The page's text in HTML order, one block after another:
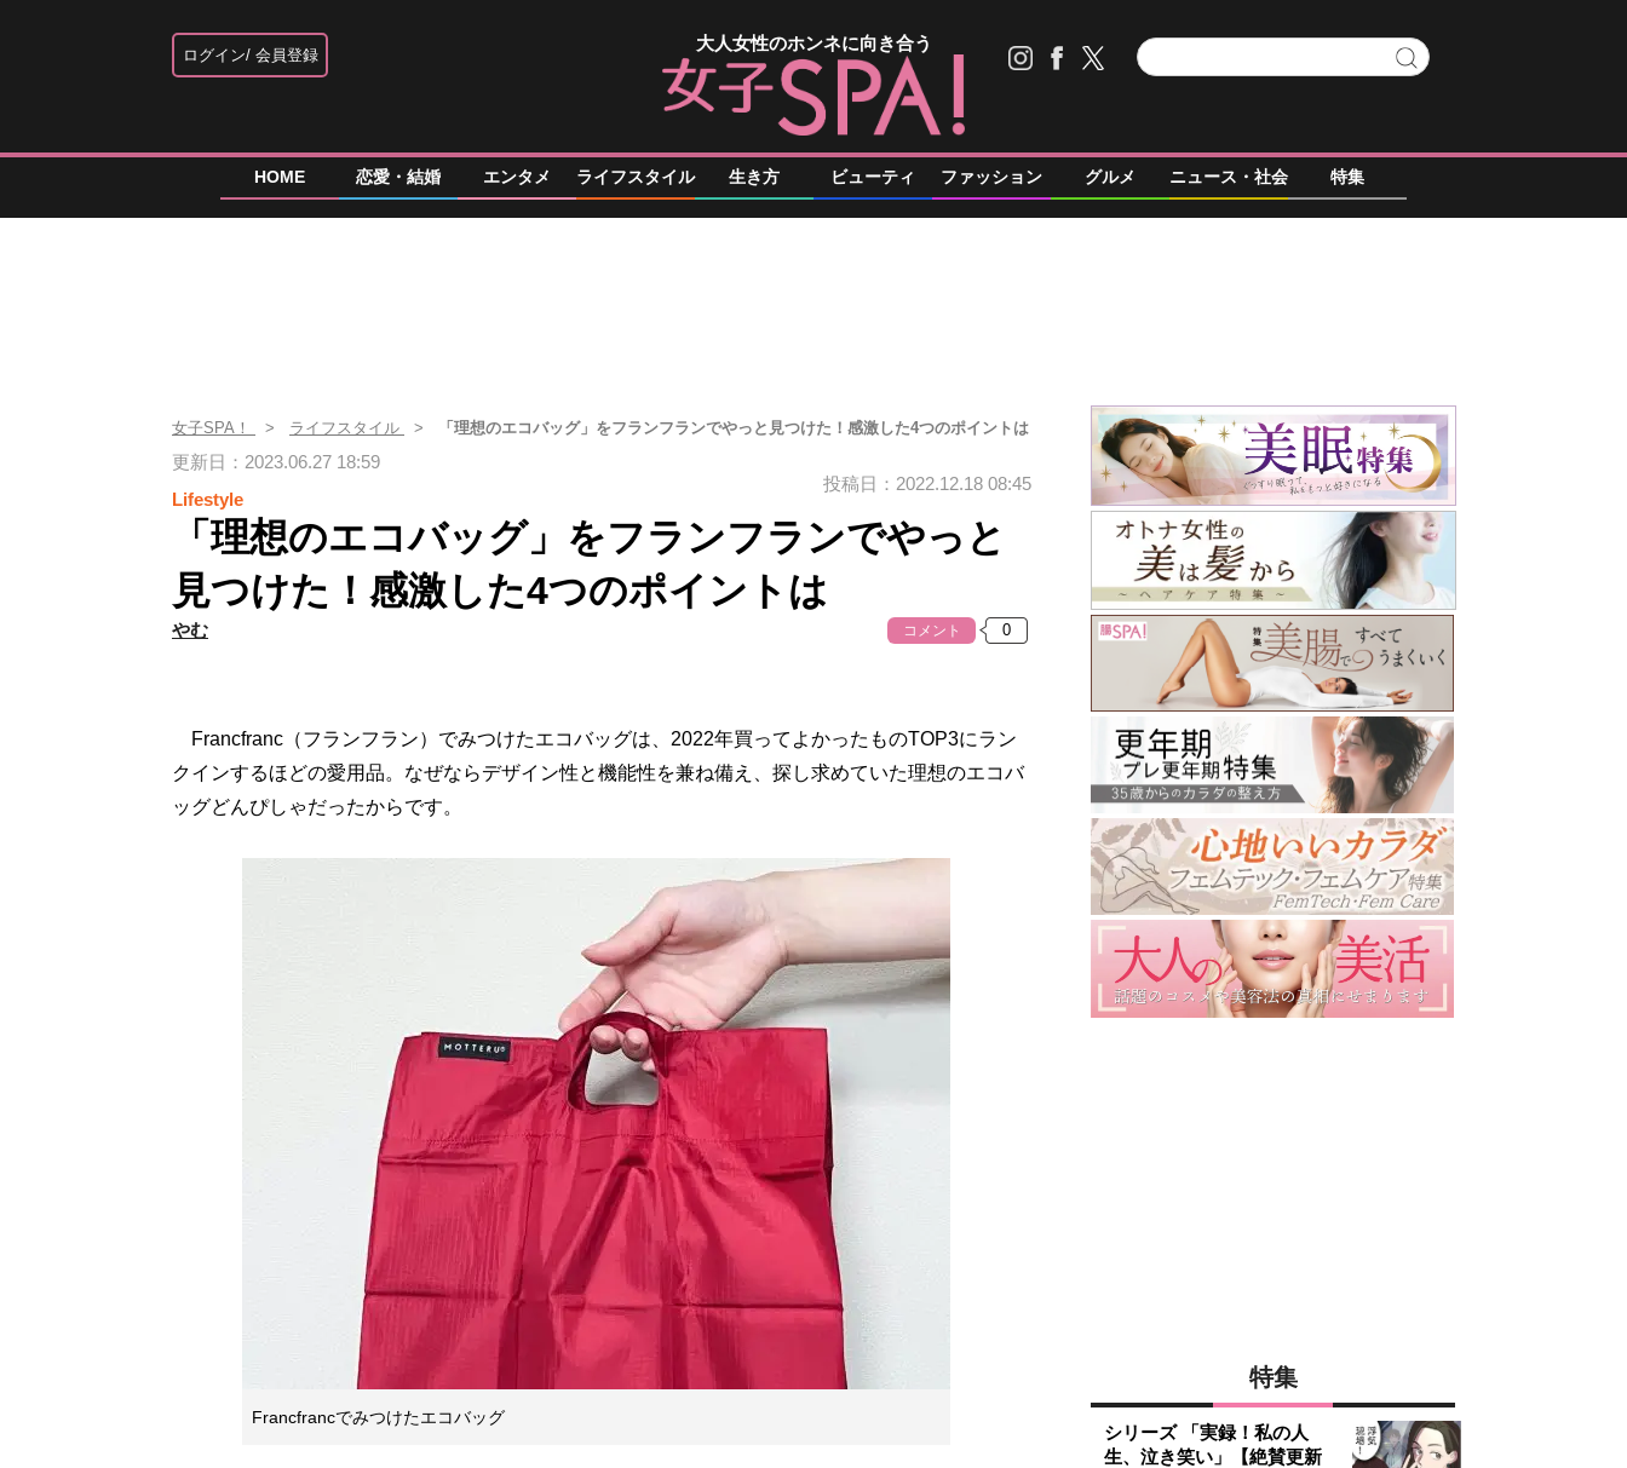
ログイン 会員登録
大人女性のホンネに向き合う
HOME 恋愛・結婚 エンタメ ライフスタイル 生き方 ビューティ ファッション グルメ ニュース・社会 特集
女子SPA！ ライフスタイル 「理想のエコバッグ」をフランフランでやっと見つけた！感激した4つのポイントは
更新日：2023.06.27 18:59
Lifestyle
投稿日：2022.12.18 08:45
「理想のエコバッグ」をフランフランでやっと
見つけた！感激した4つのポイントは
やむ コメント
Francfranc（フランフラン）でみつけたエコバッグは、2022年買ってよかったものTOP3にラン
クインするほどの愛用品。なぜならデザイン性と機能性を兼ね備え、探し求めていた理想のエコバ
ッグどんぴしゃだったからです。
Francfrancでみつけたエコバッグ
特集
シリーズ 「実録！私の人
生、泣き笑い」【絶賛更新